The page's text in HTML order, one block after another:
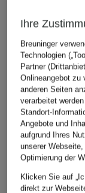
Ihre
Breuninger
Technologien
Partner
Onlineangebot zu
anderen Seiten
verarbeitet
Standort-
Angebote und
aufgrund Ihres
unserer
Optimierung der
Klicken Sie auf
direkt zur